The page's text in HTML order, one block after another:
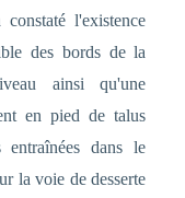
l'existence
des bords de la
ainsi qu'une
en pied de talus
dans le
la voie de desserte